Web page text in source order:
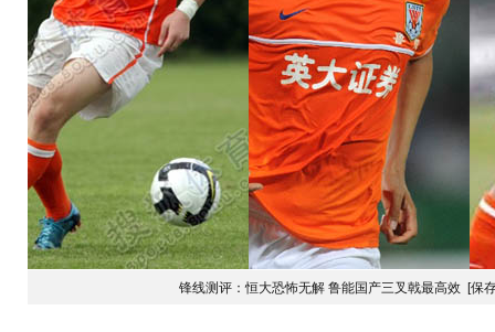
锋线测评：恒大恐怖无解 鲁能国产三叉戟最高效 [保